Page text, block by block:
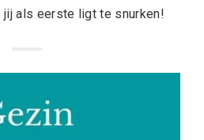
jij als eerste ligt te snurken!